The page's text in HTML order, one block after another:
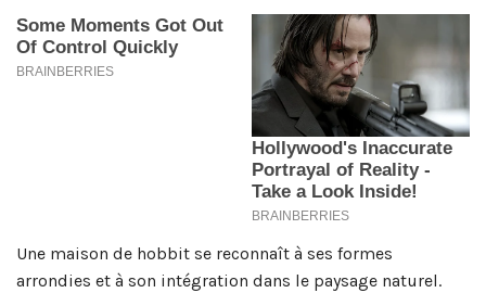
Une maison de hobbit se reconnaît à ses formes
arrondies et à son intégration dans le paysage naturel.